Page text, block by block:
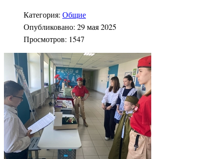
Категория: Общие
Опубликовано: 29 мая 2025
Просмотров: 1547